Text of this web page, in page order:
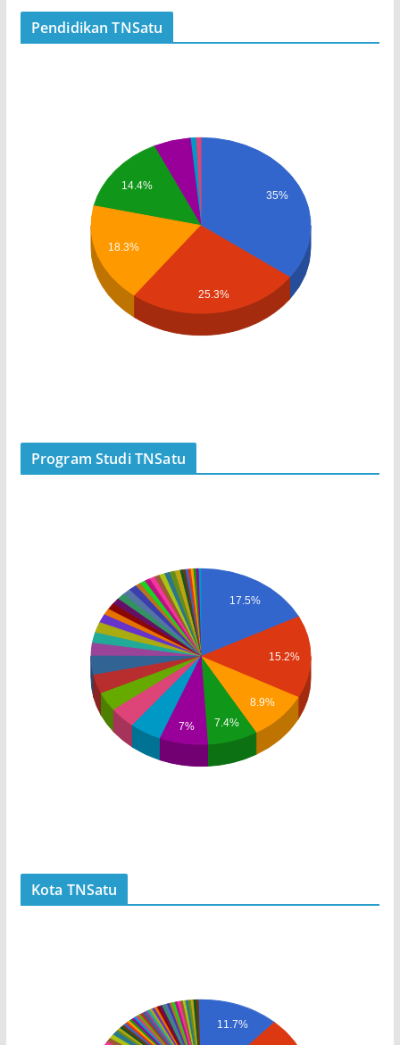
Pendidikan TNSatu
35%
14.4%
18.3%
25.3%
Program Studi TNSatu
17.5%
15.2%
8.9%
7.4%
7%
Kota TNSatu
11.7%